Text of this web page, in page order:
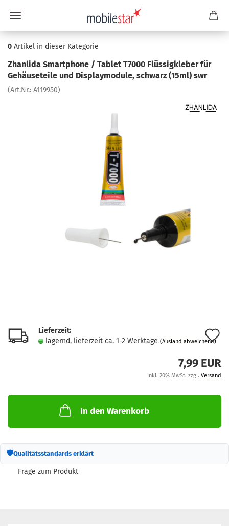
0 Artikel in dieser Kategorie
Zhan­li­da Smart­pho­ne / Ta­blet T7000 Flüs­sig­kle­ber für
Ge­häu­se­tei­le und Dis­play­mo­du­le, schwarz (15ml) swr
(Art.Nr.: A119950)
Lieferzeit:
lagernd, lieferzeit ca. 1-2 Werktage (Ausland abweichend)
7,99 EUR
inkl. 20% MwSt. zzgl. Versand
In den Warenkorb
🛡Qualitätsstandards erklärt
Frage zum Produkt